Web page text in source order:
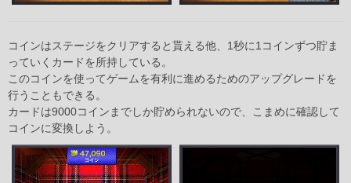
コインはステージをクリアすると貰える他、1秒に1コインずつ貯ま
っていくカードを所持している。
このコインを使ってゲームを有利に進めるためのアップグレードを
行うこともできる。
カードは9000コインまでしか貯められないので、こまめに確認して
コインに変換しよう。